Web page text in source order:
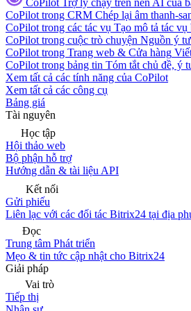
CoPilot
Trợ lý chạy trên nền AI của
CoPilot trong CRM Chép lại âm thanh-
CoPilot trong các tác vụ Tạo mô tả tác
CoPilot trong cuộc trò chuyện Nguồn ý
CoPilot trong Trang web & Cửa hàng
CoPilot trong bảng tin Tóm tắt chủ đề, ý
Xem tất cả các tính năng của CoPilot
Xem tất cả các công cụ
Bảng giá
Tài nguyên
Học tập
Hội thảo web
Bộ phận hỗ trợ
Hướng dẫn & tài liệu API
Kết nối
Gửi phiếu
Liên lạc với các đối tác Bitrix24 tại địa
Đọc
Trung tâm Phát triển
Mẹo & tin tức cập nhật cho Bitrix24
Giải pháp
Vai trò
Tiếp thị